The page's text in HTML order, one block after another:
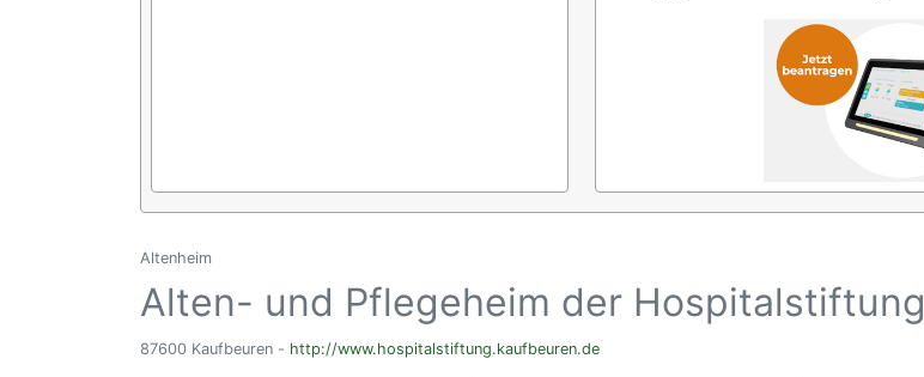
Altenheim
Alten- und Pflegeheim der Hospitalstiftung
87600 Kaufbeuren - http://www.hospitalstiftung.kaufbeuren.de